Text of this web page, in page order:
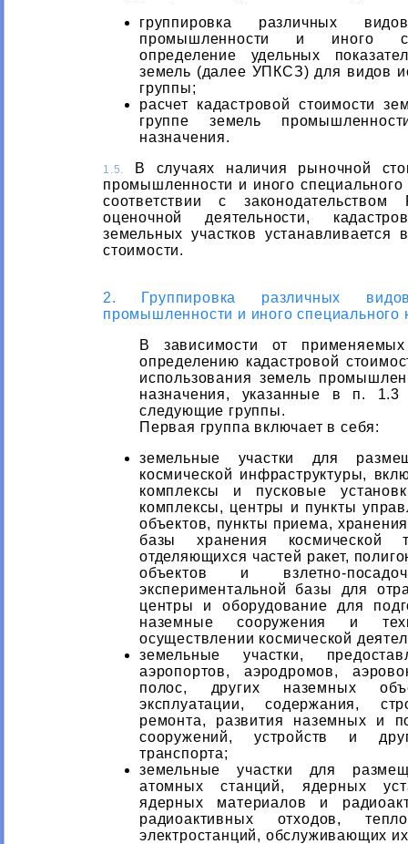
группировка различных
промышленности и иного
определение удельных
земель (далее УПКСЗ) для видов
группы;
расчет кадастровой стоимости
группе земель
назначения.
1.5.
В случаях наличия рыночной
промышленности и иного
соответствии с
оценочной деятельности,
земельных участков
стоимости.
2. Группировка различных
промышленности и иного специального
В зависимости от
определению кадастровой
использования земель
назначения, указанные в п. 1.3
следующие группы.
Первая группа включает в себя:
земельные участки для
космической инфраструктуры,
комплексы и пусковые
комплексы, центры и пункты
объектов, пункты приема,
базы хранения космической
отделяющихся частей ракет,
объектов и взлетно-
экспериментальной базы для
центры и оборудование для
наземные сооружения и
осуществлении космической
земельные участки,
аэропортов, аэродромов,
полос, других наземных
эксплуатации, содержания,
ремонта, развития наземных и
сооружений, устройств и
транспорта;
земельные участки для
атомных станций, ядерных
ядерных материалов и
радиоактивных отходов,
электростанций, обслуживающих